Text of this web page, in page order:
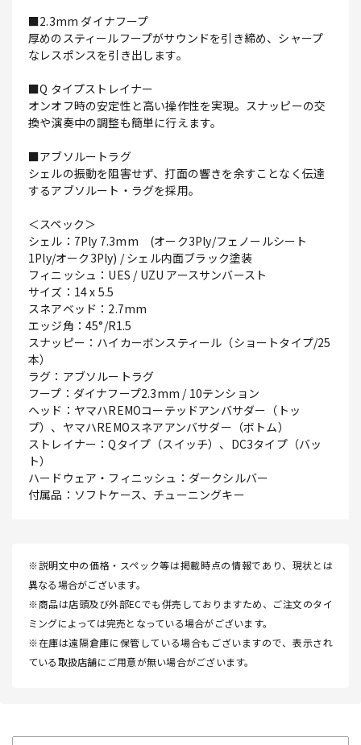
■2.3mm ダイナフープ
厚めのスティールフープがサウンドを引き締め、シャープ
なレスポンスを引き出します。
■Q タイプストレイナー
オンオフ時の安定性と高い操作性を実現。スナッピーの交
換や演奏中の調整も簡単に行えます。
■アブソルートラグ
シェルの振動を阻害せず、打面の響きを余すことなく伝達
するアブソルート・ラグを採用。
＜スペック＞
シェル：7Ply 7.3mm (オーク3Ply/フェノールシート
1Ply/オーク3Ply) / シェル内面ブラック塗装
フィニッシュ：UES / UZU アースサンバースト
サイズ：14 x 5.5
スネアベッド：2.7mm
エッジ角：45°/R1.5
スナッピー：ハイカーボンスティール（ショートタイプ/25
本）
ラグ：アブソルートラグ
フープ：ダイナフープ2.3mm / 10テンション
ヘッド：ヤマハREMOコーテッドアンバサダー（トッ
プ）、ヤマハREMOスネアアンバサダー（ボトム）
ストレイナー：Qタイプ（スイッチ）、DC3タイプ（バッ
ト）
ハードウェア・フィニッシュ：ダークシルバー
付属品：ソフトケース、チューニングキー
※説明文中の価格・スペック等は掲載時点の情報であり、現状とは
異なる場合がございます。
※商品は店頭及び外部ECでも併売しておりますため、ご注文のタイ
ミングによっては完売となっている場合がございます。
※在庫は遠隔倉庫に保管している場合もございますので、表示され
ている取扱店舗にご用意が無い場合がございます。